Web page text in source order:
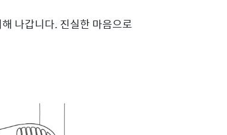
나갑니다. 진실한 마음으로